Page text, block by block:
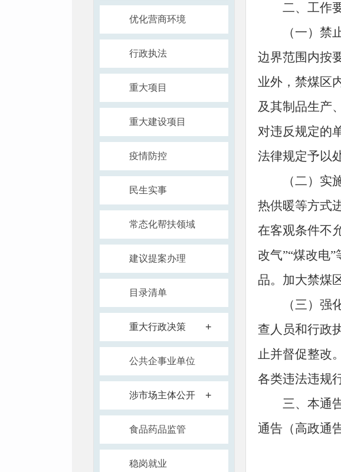
优化营商环境
行政执法
重大项目
重大建设项目
疫情防控
民生实事
常态化帮扶领域
建议提案办理
目录清单
重大行政决策 +
公共企事业单位
涉市场主体公开 +
食品药品监管
稳岗就业
二、工作
（一）
边界范围内按
业外，禁煤区
及其制品生产
对违反规定的
法律规定予以
（二）
热供暖等方式
在客观条件不
改气”“煤改电
品。加大禁煤
（三）
查人员和行政
止并督促整改
各类违法违规
三、本通
通告（高政通